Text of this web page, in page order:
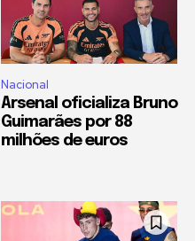
Nacional
Arsenal oficializa Bruno
Guimarães por 88
milhões de euros